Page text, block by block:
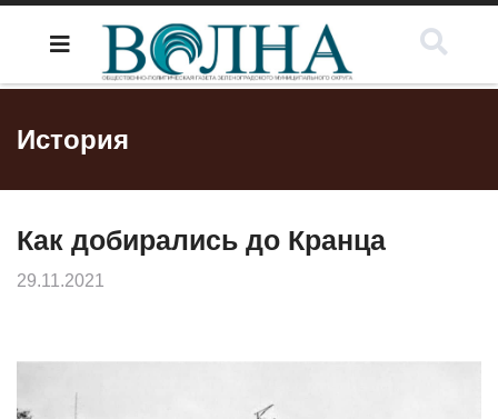
История
Как добирались до Кранца
29.11.2021